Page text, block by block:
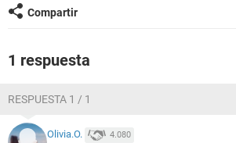
Compartir
1 respuesta
RESPUESTA 1 / 1
Olivia.O. 4.080